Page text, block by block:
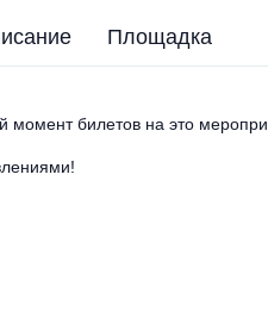
Площадка
момент билетов на это